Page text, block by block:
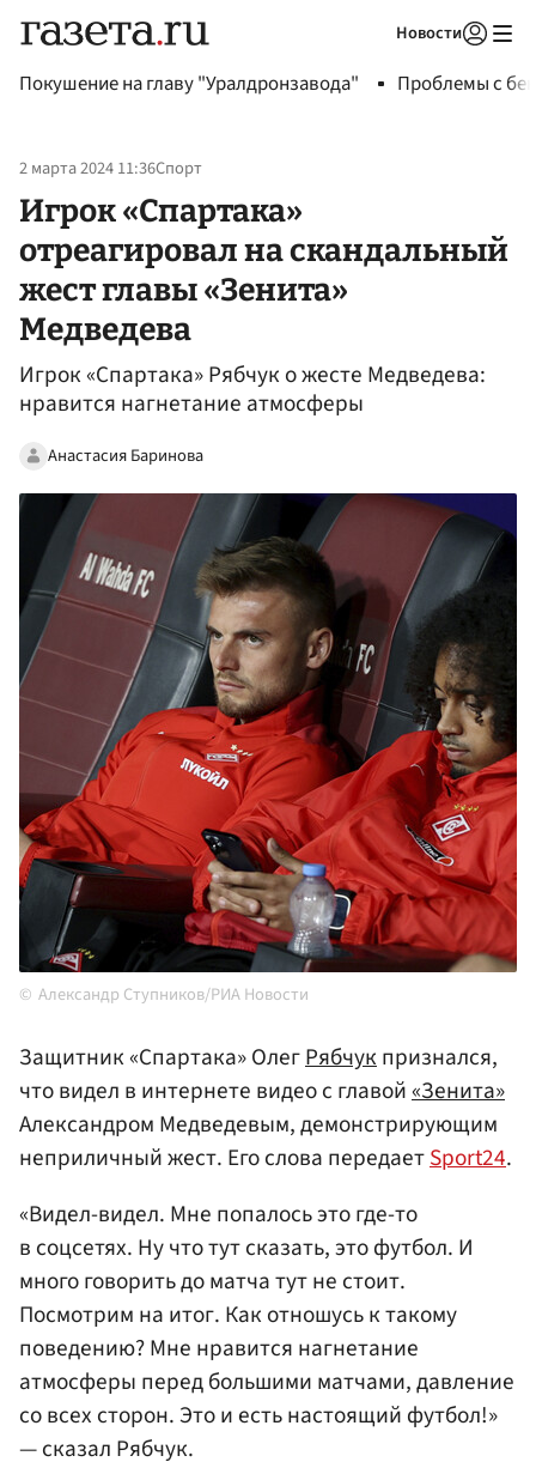
Новости
Покушение на главу "Уралдронзавода" Проблемы с
2 марта 2024 11:36Спорт
Игрок «Спартака»
отреагировал на скандальный
жест главы «Зенита»
Медведева
Игрок «Спартака» Рябчук о жесте Медведева:
нравится нагнетание атмосферы
Анастасия Баринова
Александр Ступников/РИА Новости
Защитник «Спартака» ОлегРябчукпризнался,
что видел в интернете видео с главой«Зенита»
Александром Медведевым, демонстрирующим
неприличный жест. Его слова передаетSport24.
«Видел-видел. Мне попалось это где-то
в соцсетях. Ну что тут сказать, это футбол. И
много говорить до матча тут не стоит.
Посмотрим на итог. Как отношусь к такому
поведению? Мне нравится нагнетание
атмосферы перед большими матчами, давление
со всех сторон. Это и есть настоящий футбол!»
— сказал Рябчук.